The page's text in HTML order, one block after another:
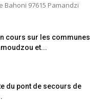
Bahoni 97615 Pamandzi
cours sur les communes
et...
du pont de secours de